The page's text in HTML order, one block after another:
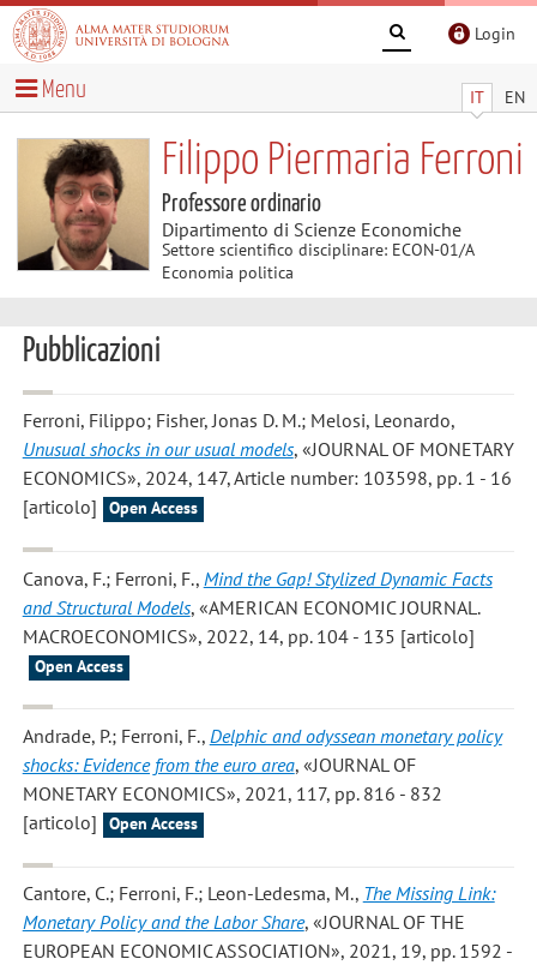
Login
IT EN
Menu
Filippo Piermaria Ferroni
Professore ordinario
Dipartimento di Scienze Economiche
Settore scientifico disciplinare: ECON-01/A
Economia politica
Pubblicazioni
Ferroni, Filippo; Fisher, Jonas D. M.; Melosi, Leonardo,
Unusual shocks in our usual models, «JOURNAL OF MONETARY
ECONOMICS», 2024, 147, Article number: 103598, pp. 1 - 16
[articolo]
Open Access
Canova, F.; Ferroni, F., Mind the Gap! Stylized Dynamic Facts
and Structural Models, «AMERICAN ECONOMIC JOURNAL.
MACROECONOMICS», 2022, 14, pp. 104 - 135 [articolo]
Open Access
Andrade, P.; Ferroni, F., Delphic and odyssean monetary policy
shocks: Evidence from the euro area, «JOURNAL OF
MONETARY ECONOMICS», 2021, 117, pp. 816 - 832
[articolo]
Open Access
Cantore, C.; Ferroni, F.; Leon-Ledesma, M., The Missing Link:
Monetary Policy and the Labor Share, «JOURNAL OF THE
EUROPEAN ECONOMIC ASSOCIATION», 2021, 19, pp. 1592 -